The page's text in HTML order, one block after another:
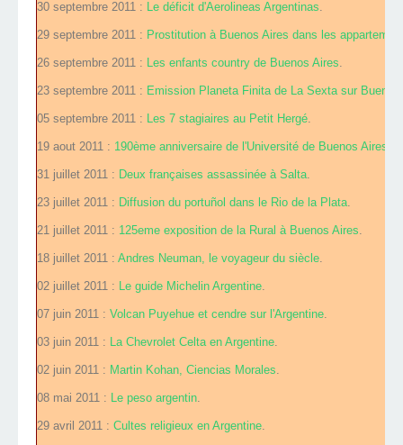
30 septembre 2011 : Le déficit d'Aerolineas Argentinas.
29 septembre 2011 : Prostitution à Buenos Aires dans les
26 septembre 2011 : Les enfants country de Buenos Aires.
23 septembre 2011 : Emission Planeta Finita de La Sexta sur Buenos
05 septembre 2011 : Les 7 stagiaires au Petit Hergé.
19 aout 2011 : 190ème anniversaire de l'Université de Buenos Aires
31 juillet 2011 : Deux françaises assassinée à Salta.
23 juillet 2011 : Diffusion du portuñol dans le Rio de la Plata.
21 juillet 2011 : 125eme exposition de la Rural à Buenos Aires.
18 juillet 2011 : Andres Neuman, le voyageur du siècle.
02 juillet 2011 : Le guide Michelin Argentine.
07 juin 2011 : Volcan Puyehue et cendre sur l'Argentine.
03 juin 2011 : La Chevrolet Celta en Argentine.
02 juin 2011 : Martin Kohan, Ciencias Morales.
08 mai 2011 : Le peso argentin.
29 avril 2011 : Cultes religieux en Argentine.